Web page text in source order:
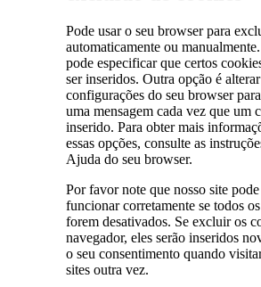
Pode usar o seu browser para
automaticamente ou
pode especificar que certos
ser inseridos. Outra opção é
configurações do seu browser
uma mensagem cada vez que um
inserido. Para obter mais
essas opções, consulte as
Ajuda do seu browser.
Por favor note que nosso site
funcionar corretamente se todos
forem desativados. Se excluir os
navegador, eles serão inseridos
o seu consentimento quando
sites outra vez.